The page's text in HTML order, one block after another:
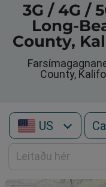
3G / 4G /
Long-
County,
County,
US